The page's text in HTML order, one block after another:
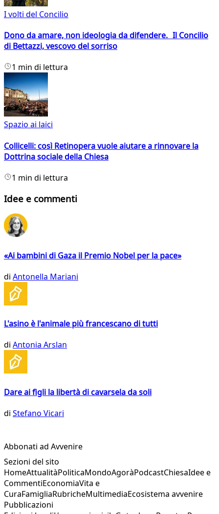
I volti del Concilio
Dono da amare, non ideologia da difendere. Il Concilio
di Bettazzi, vescovo del sorriso
1 min di lettura
Spazio ai laici
Collicelli: così Retinopera vuole aiutare a rinnovare la
Dottrina sociale della Chiesa
1 min di lettura
Idee e commenti
«Ai bambini di Gaza il Premio Nobel per la pace»
di Antonella Mariani
L'asino è l'animale più francescano di tutti
di Antonia Arslan
Dare ai figli la libertà di cavarsela da soli
di Stefano Vicari
Abbonati ad Avvenire
Sezioni del sito
HomeAttualitàPoliticaMondoAgoràPodcastChiesaIdee e
CommentiEconomiaVita e
CuraFamigliaRubricheMultimediaEcosistema avvenire
Pubblicazioni